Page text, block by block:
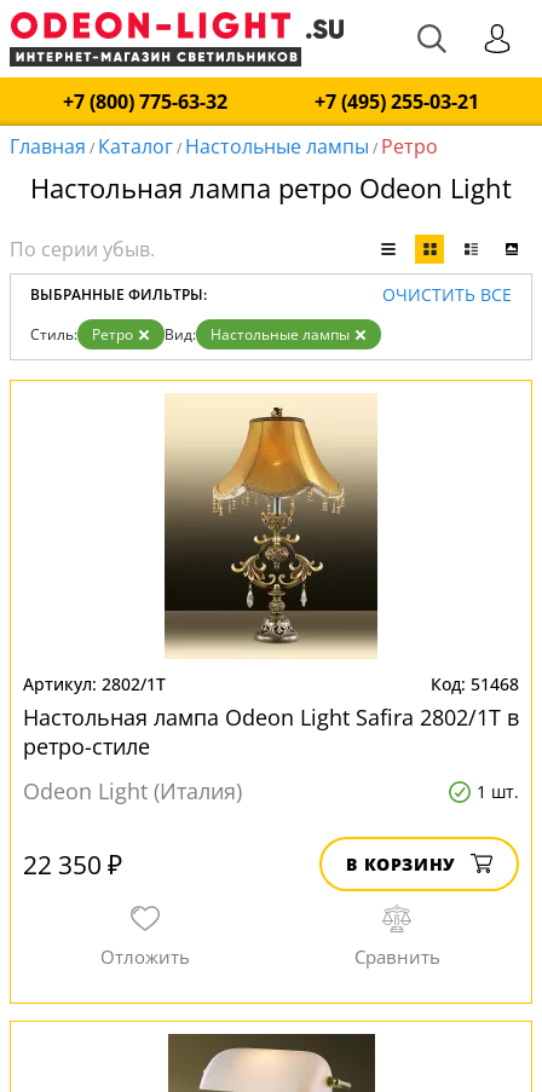
+7 (800) 775-63-32
+7 (495) 255-03-21
Главная / Каталог/ Настольные лампы / Ретро
Настольная лампа ретро Odeon Light
ВЫБРАННЫЕ ФИЛЬТРЫ: ОЧИСТИТЬ ВСЕ
Стиль: Ретро Вид: Настольные лампы
2802/1T 51468
Настольная лампа Odeon Light Safira 2802/1T в
ретро-стиле
Odeon Light (Италия)
1 шт.
22 350 ₽ В КОРЗИНУ